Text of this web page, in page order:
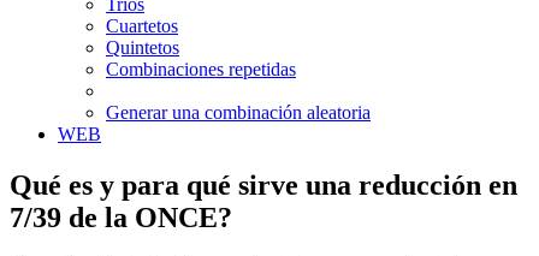
Cuartetos
Quintetos
Combinaciones repetidas
Generar una combinación aleatoria
WEB
Qué es y para qué sirve una reducción en
7/39 de la ONCE?